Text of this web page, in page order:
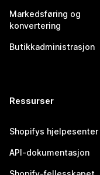
Markedsføring og
konvertering
Butikkadministrasjon
Ressurser
Shopifys hjelpesenter
API-dokumentasjon